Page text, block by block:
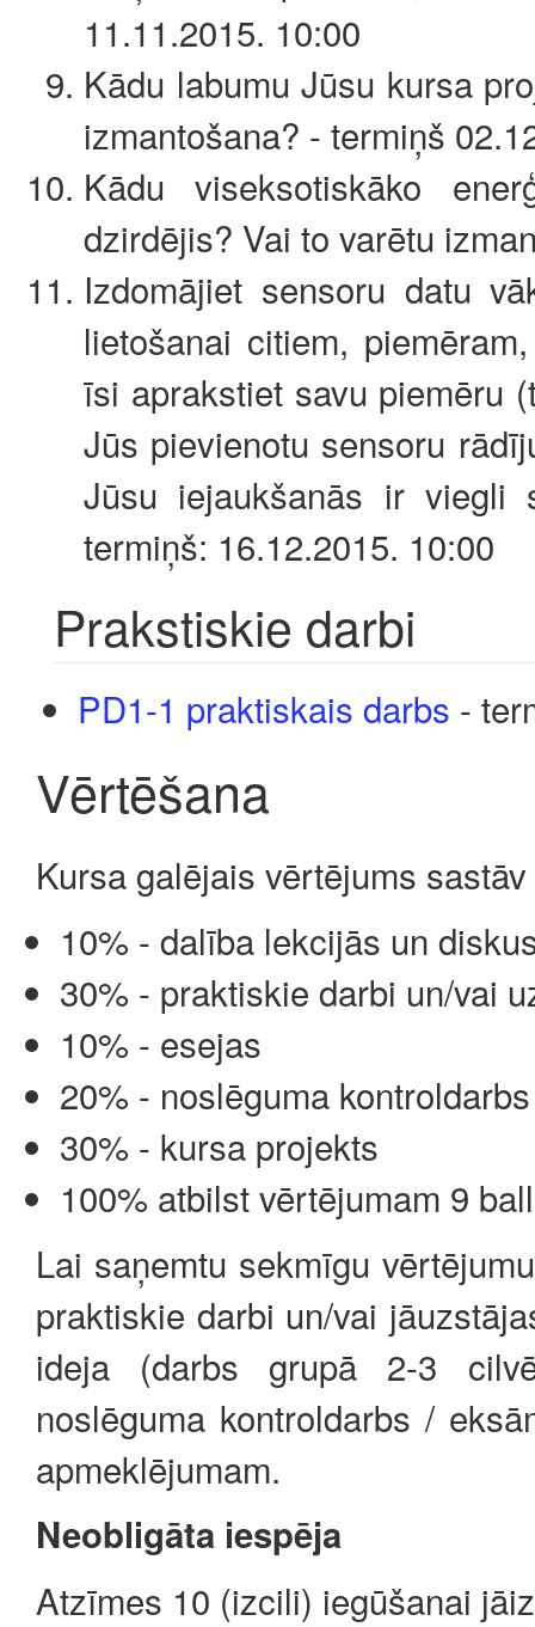
11.11.2015. 10:00
Kādu labumu Jūsu kursa
izmantošana? - termiņš
Kādu viseksotiskāko
dzirdējis? Vai to varētu
Izdomājiet sensoru datu
lietošanai citiem,
īsi aprakstiet savu piemēru
Jūs pievienotu sensoru
Jūsu iejaukšanās ir viegli
termiņš: 16.12.2015. 10:00
Prakstiskie darbi
PD1-1 praktiskais darbs -
Vērtēšana
Kursa galējais vērtējums
10% - dalība lekcijās un
30% - praktiskie darbi un/vai
10% - esejas
20% - noslēguma
30% - kursa projekts
100% atbilst vērtējumam 9
Lai saņemtu sekmīgu
praktiskie darbi un/vai
ideja (darbs grupā 2-3
noslēguma kontroldarbs /
apmeklējumam.
Neobligāta iespēja
Atzīmes 10 (izcili) iegūšanai